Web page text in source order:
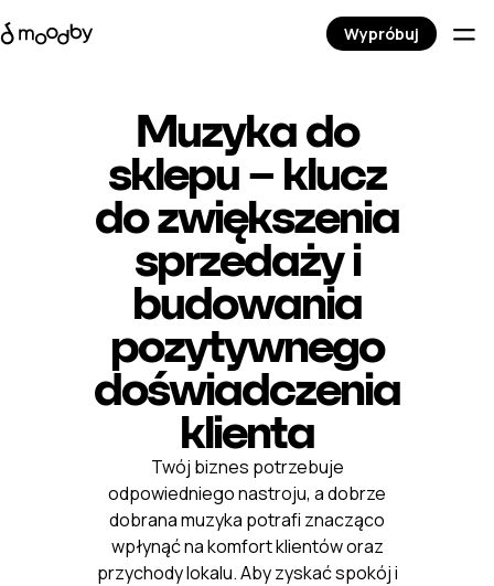
Muzyka do
sklepu – klucz
do zwiększenia
sprzedaży i
budowania
pozytywnego
doświadczenia
klienta
Twój biznes potrzebuje
odpowiedniego nastroju, a dobrze
dobrana muzyka potrafi znacząco
wpłynąć na komfort klientów oraz
przychody lokalu. Aby zyskać spokój i
Wypróbuj